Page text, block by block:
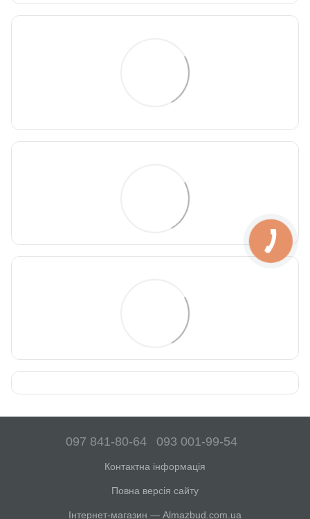
097 841-80-64 093 001-99-54
Контактна інформація
Повна версія сайту
Інтернет-магазин — Almazbud.com.ua